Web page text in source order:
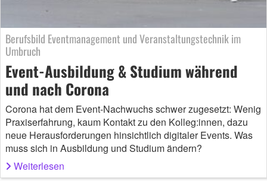
Berufsbild Eventmanagement und Veranstaltungstechnik im
Umbruch
Event-Ausbildung & Studium während
und nach Corona
Corona hat dem Event-Nachwuchs schwer zugesetzt: Wenig
Praxiserfahrung, kaum Kontakt zu den Kolleg:innen, dazu
neue Herausforderungen hinsichtlich digitaler Events. Was
muss sich in Ausbildung und Studium ändern?
Weiterlesen